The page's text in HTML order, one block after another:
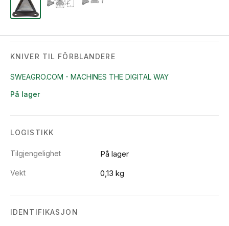
KNIVER TIL FÔRBLANDERE
SWEAGRO.COM - MACHINES THE DIGITAL WAY
På lager
LOGISTIKK
Tilgjengelighet På lager
Vekt 0,13 kg
IDENTIFIKASJON